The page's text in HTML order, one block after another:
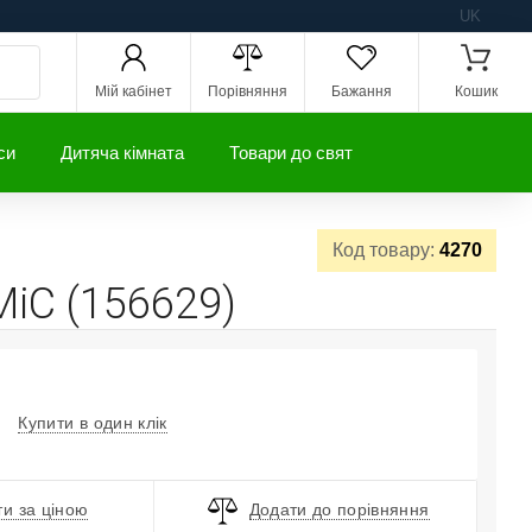
UK
Мій кабінет Порівняння Бажання Кошик
Дитяча кімната Товари до свят
Код товару: 4270
(156629)
Купити в один клік
за ціною Додати до порівняння